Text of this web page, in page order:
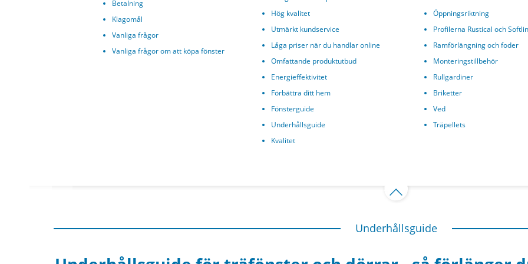
Betalning
Klagomål
Vanliga frågor
Vanliga frågor om att köpa fönster
Hög kvalitet
Utmärkt kundservice
Låga priser när du handlar online
Omfattande produktutbud
Energieffektivitet
Förbättra ditt hem
Fönsterguide
Underhållsguide
Kvalitet
Öppningsriktning
Profilerna Rustical och
Ramförlängning och foder
Monteringstillbehör
Rullgardiner
Briketter
Ved
Träpellets
Underhållsguide